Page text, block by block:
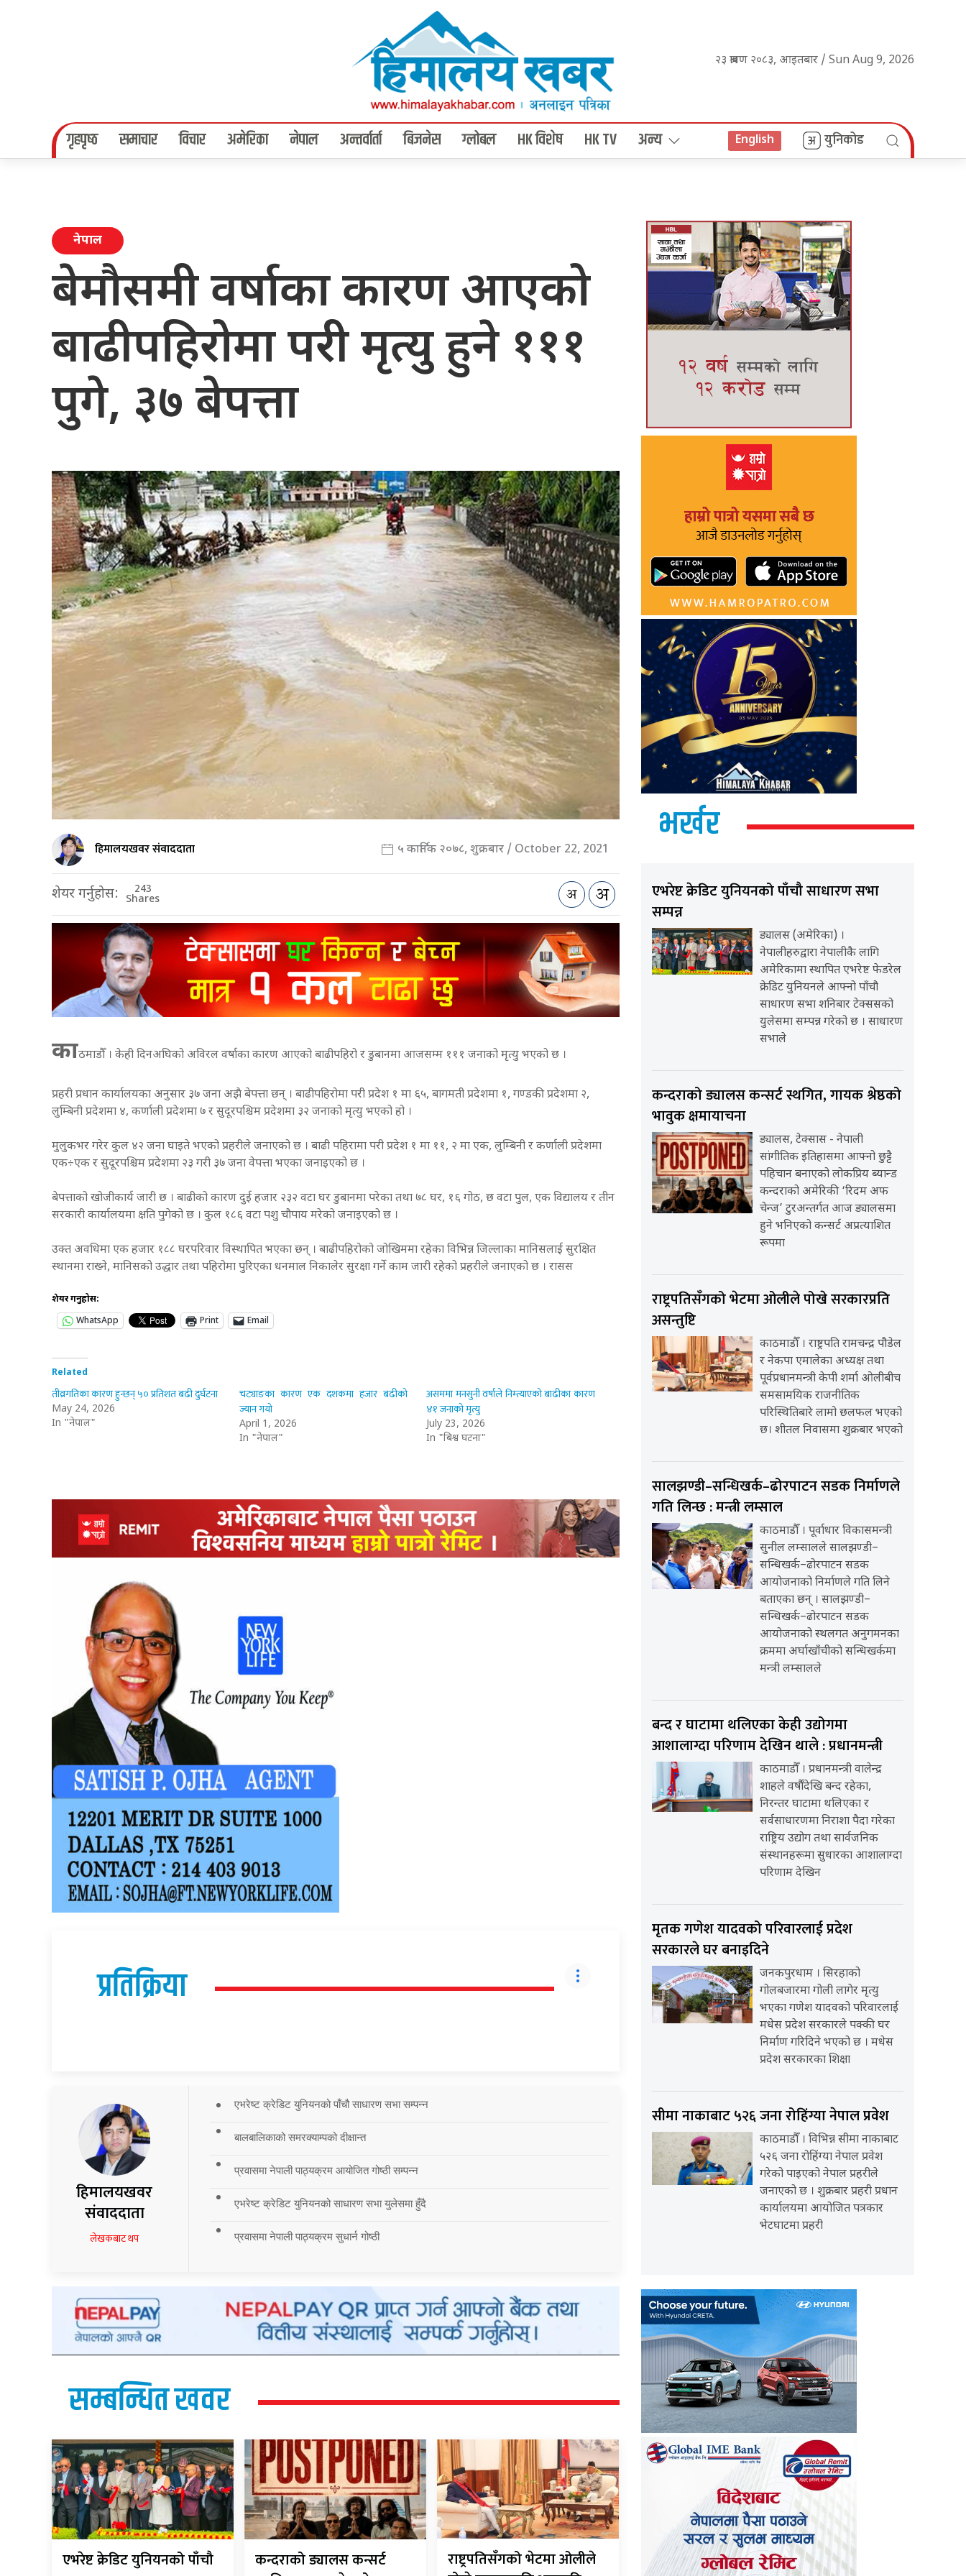
२३ श्रावण २०८३, आइतबार / Sun Aug 9, 2026
गृहपृष्‍ठ समाचार विचार अमेरिका नेपाल अन्तर्वार्ता बिजनेस ग्लोबल HK विशेष HK TV अन्य English युनिकोड
नेपाल
बेमौसमी वर्षाका कारण आएको
बाढीपहिरोमा परी मृत्यु हुने १११
पुगे, ३७ बेपत्ता
हिमालयखवर संवाददाता ५ कार्तिक २०७८, शुक्रबार / October 22, 2021
शेयर गर्नुहोस: 243
Shares
काठमाडौँ । केही दिनअघिको अविरल वर्षाका कारण आएको बाढीपहिरो र डुबानमा आजसम्म १११ जनाको मृत्यु भएको छ ।
प्रहरी प्रधान कार्यालयका अनुसार ३७ जना अझै बेपत्ता छन् । बाढीपहिरोमा परी प्रदेश १ मा ६५, बागमती प्रदेशमा १, गण्डकी प्रदेशमा २,
लुम्बिनी प्रदेशमा ४, कर्णाली प्रदेशमा ७ र सुदूरपश्चिम प्रदेशमा ३२ जनाको मृत्यु भएको हो ।
मुलुकभर गरेर कुल ४२ जना घाइते भएको प्रहरीले जनाएको छ । बाढी पहिरामा परी प्रदेश १ मा ११, २ मा एक, लुम्बिनी र कर्णाली प्रदेशमा
एक÷एक र सुदूरपश्चिम प्रदेशमा २३ गरी ३७ जना वेपत्ता भएका जनाइएको छ ।
बेपत्ताको खोजीकार्य जारी छ । बाढीको कारण दुई हजार २३२ वटा घर डुबानमा परेका तथा ७८ घर, १६ गोठ, छ वटा पुल, एक विद्यालय र तीन
सरकारी कार्यालयमा क्षति पुगेको छ । कुल १८६ वटा पशु चौपाय मरेको जनाइएको छ ।
उक्त अवधिमा एक हजार १८८ घरपरिवार विस्थापित भएका छन् । बाढीपहिरोको जोखिममा रहेका विभिन्न जिल्लाका मानिसलाई सुरक्षित
स्थानमा राख्ने, मानिसको उद्धार तथा पहिरोमा पुरिएका धनमाल निकालेर सुरक्षा गर्ने काम जारी रहेको प्रहरीले जनाएको छ । रासस
शेयर गर्नुहोस:
WhatsApp
Print Email
Related
तीव्रगतिका कारण हुन्छन् ५० प्रतिशत बढी दुर्घटना
May 24, 2026
In "नेपाल"
चट्याङका कारण एक दशकमा हजार बढीको
ज्यान गयो
April 1, 2026
In "नेपाल"
असममा मनसुनी वर्षाले निम्त्याएको बाढीका कारण
४१ जनाको मृत्यु
July 23, 2026
In "बिश्व घटना"
प्रतिक्रिया
हिमालयखवर
संवाददाता
लेखकबाट थप
एभरेष्ट क्रेडिट युनियनको पाँचौ साधारण सभा सम्पन्न
बालबालिकाको समरक्याम्पको दीक्षान्त
प्रवासमा नेपाली पाठ्यक्रम आयोजित गोष्ठी सम्पन्न
एभरेष्ट क्रेडिट युनियनको साधारण सभा युलेसमा हुँदै
प्रवासमा नेपाली पाठ्यक्रम सुधार्न गोष्ठी
सम्बन्धित खवर
एभरेष्ट क्रेडिट युनियनको पाँचौ
कन्दराको ड्यालस कन्सर्ट
राष्ट्रपतिसँगको भेटमा ओलीले
भर्खर
एभरेष्ट क्रेडिट युनियनको पाँचौ साधारण सभा
सम्पन्न
ड्यालस (अमेरिका) ।
नेपालीहरुद्वारा नेपालीकै लागि
अमेरिकामा स्थापित एभरेष्ट फेडरेल
क्रेडिट युनियनले आफ्नो पाँचौ
साधारण सभा शनिबार टेक्ससको
युलेसमा सम्पन्न गरेको छ । साधारण
सभाले
कन्दराको ड्यालस कन्सर्ट स्थगित, गायक श्रेष्ठको
भावुक क्षमायाचना
ड्यालस, टेक्सास - नेपाली
सांगीतिक इतिहासमा आफ्नो छुट्टै
पहिचान बनाएको लोकप्रिय ब्यान्ड
कन्दराको अमेरिकी ‘रिदम अफ
चेन्ज’ टुरअन्तर्गत आज ड्यालसमा
हुने भनिएको कन्सर्ट अप्रत्याशित
रूपमा
राष्ट्रपतिसँगको भेटमा ओलीले पोखे सरकारप्रति
असन्तुष्टि
काठमाडौँ । राष्ट्रपति रामचन्द्र पौडेल
र नेकपा एमालेका अध्यक्ष तथा
पूर्वप्रधानमन्त्री केपी शर्मा ओलीबीच
समसामयिक राजनीतिक
परिस्थितिबारे लामो छलफल भएको
छ। शीतल निवासमा शुक्रबार भएको
सालझण्डी–सन्धिखर्क–ढोरपाटन सडक निर्माणले
गति लिन्छ : मन्त्री लम्साल
काठमाडौँ । पूर्वाधार विकासमन्त्री
सुनील लम्सालले सालझण्डी–
सन्धिखर्क–ढोरपाटन सडक
आयोजनाको निर्माणले गति लिने
बताएका छन् । सालझण्डी–
सन्धिखर्क–ढोरपाटन सडक
आयोजनाको स्थलगत अनुगमनका
क्रममा अर्घाखाँचीको सन्धिखर्कमा
मन्त्री लम्सालले
बन्द र घाटामा थलिएका केही उद्योगमा
आशालाग्दा परिणाम देखिन थाले : प्रधानमन्त्री
काठमाडौँ । प्रधानमन्त्री वालेन्द्र
शाहले वर्षौंदेखि बन्द रहेका,
निरन्तर घाटामा थलिएका र
सर्वसाधारणमा निराशा पैदा गरेका
राष्ट्रिय उद्योग तथा सार्वजनिक
संस्थानहरूमा सुधारका आशालाग्दा
परिणाम देखिन
मृतक गणेश यादवको परिवारलाई प्रदेश
सरकारले घर बनाइदिने
जनकपुरधाम । सिरहाको
गोलबजारमा गोली लागेर मृत्यु
भएका गणेश यादवको परिवारलाई
मधेस प्रदेश सरकारले पक्की घर
निर्माण गरिदिने भएको छ । मधेस
प्रदेश सरकारका शिक्षा
सीमा नाकाबाट ५२६ जना रोहिंग्या नेपाल प्रवेश
काठमाडौँ । विभिन्न सीमा नाकाबाट
५२६ जना रोहिंग्या नेपाल प्रवेश
गरेको पाइएको नेपाल प्रहरीले
जनाएको छ । शुक्रबार प्रहरी प्रधान
कार्यालयमा आयोजित पत्रकार
भेटघाटमा प्रहरी